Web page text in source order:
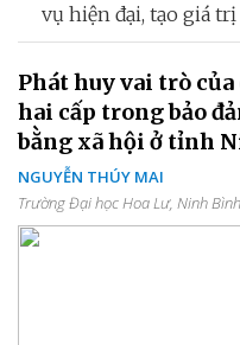
vụ hiện đại, tạo giá
Phát huy vai trò
hai cấp trong bảo
bằng xã hội ở tỉnh
NGUYỄN THÚY MAI
Trường Đại học Hoa Lư, Ninh Bình